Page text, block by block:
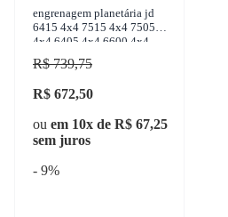
engrenagem planetária jd
6415 4x4 7515 4x4 7505
4x4 6405 4x4 6600 4x4
1950-2006 unifap - uf-
12.101
R$ 739,75
R$ 672,50
ou em 10x de R$ 67,25
sem juros
- 9%